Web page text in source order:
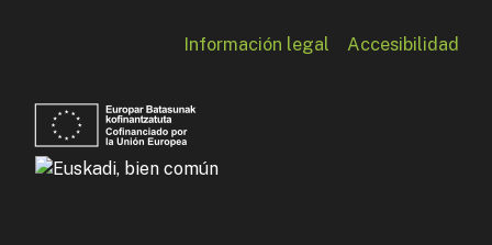
Información legal Accesibilidad